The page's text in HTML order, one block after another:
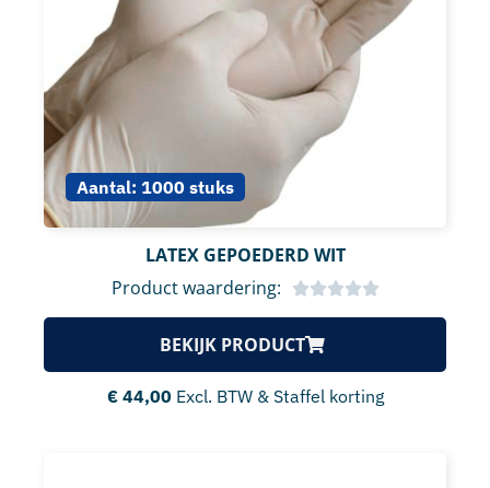
Aantal: 1000 stuks
LATEX GEPOEDERD WIT
Product waardering:
BEKIJK PRODUCT
€44,00 Excl. BTW & Staffel korting